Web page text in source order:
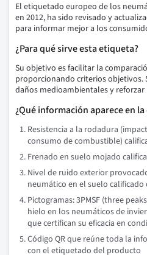
El etiquetado europeo de los
en 2012, ha sido revisado y
para informar mejor a los
¿Para qué sirve esta etiqueta?
Su objetivo es facilitar la
proporcionando criterios objetivos.
daños medioambientales y reforzar
¿Qué información aparece en
Resistencia a la rodadura
consumo de combustible)
Frenado en suelo mojado
Nivel de ruido exterior
neumático en el suelo calificado
Pictogramas: 3PMSF (three
hielo en los neumáticos de
que certifican su eficacia en
Código QR que reúne toda la
con el etiquetado del producto